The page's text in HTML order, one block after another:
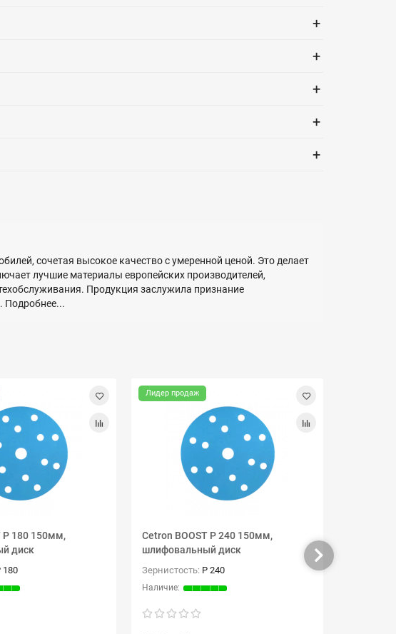
+
+
+
+
+
сочетая высокое качество с умеренной ценой. Это делает
лучшие материалы европейских производителей,
Продукция заслужила признание
Подробнее...
P 180 150мм,
диск
180
Лидер продаж
Cetron BOOST P 240 150мм,
шлифовальный диск
Зернистость: P 240